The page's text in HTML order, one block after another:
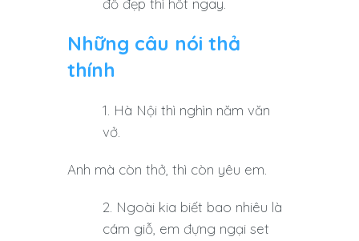
đồ đẹp thì hốt ngay.
Những câu nói thả
thính
Hà Nội thì nghìn năm văn
vở.
Anh mà còn thở, thì còn yêu em.
Ngoài kia biết bao nhiêu là
cám giỗ, em đựng ngại set